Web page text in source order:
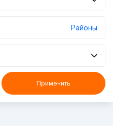
Районы
Применить